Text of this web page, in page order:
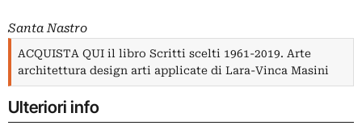
Santa Nastro
ACQUISTA QUI il libro Scritti scelti 1961-2019. Arte
architettura design arti applicate di Lara-Vinca Masini
Ulteriori info